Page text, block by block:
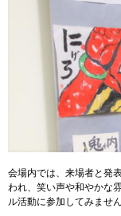
会場内では、来場者と発
われ、笑い声や和やかな
ル活動に参加してみません